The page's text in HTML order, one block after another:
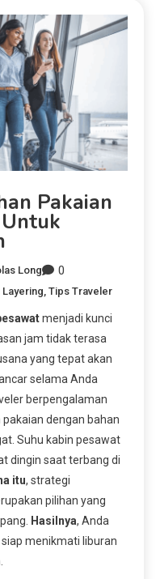
Pakaian
Long 0
Tips Traveler
menjadi kunci
jam tidak terasa
yang tepat akan
selama Anda
berpengalaman
dengan bahan
Suhu kabin pesawat
dingin saat terbang di
itu, strategi
pilihan yang
Hasilnya, Anda
menikmati liburan